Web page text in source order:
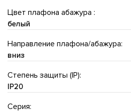
Цвет плафона абажура :
белый
Направление плафона/абажура:
вниз
Степень защиты (IP):
IP20
Серия: